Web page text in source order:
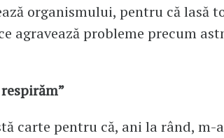
organismului, pentru că lasă
agravează probleme precum
carte pentru că, ani la rând, m-